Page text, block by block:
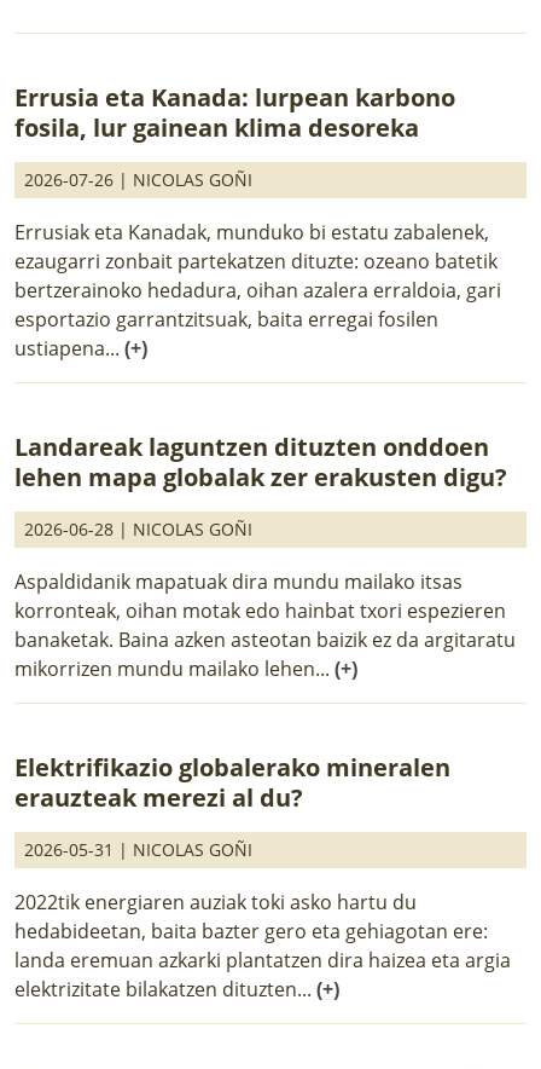
Errusia eta Kanada: lurpean karbono
fosila, lur gainean klima desoreka
2026-07-26 | NICOLAS GOÑI
Errusiak eta Kanadak, munduko bi estatu zabalenek,
ezaugarri zonbait partekatzen dituzte: ozeano batetik
bertzerainoko hedadura, oihan azalera erraldoia, gari
esportazio garrantzitsuak, baita erregai fosilen
ustiapena... (+)
Landareak laguntzen dituzten onddoen
lehen mapa globalak zer erakusten digu?
2026-06-28 | NICOLAS GOÑI
Aspaldidanik mapatuak dira mundu mailako itsas
korronteak, oihan motak edo hainbat txori espezieren
banaketak. Baina azken asteotan baizik ez da argitaratu
mikorrizen mundu mailako lehen... (+)
Elektrifikazio globalerako mineralen
erauzteak merezi al du?
2026-05-31 | NICOLAS GOÑI
2022tik energiaren auziak toki asko hartu du
hedabideetan, baita bazter gero eta gehiagotan ere:
landa eremuan azkarki plantatzen dira haizea eta argia
elektrizitate bilakatzen dituzten... (+)